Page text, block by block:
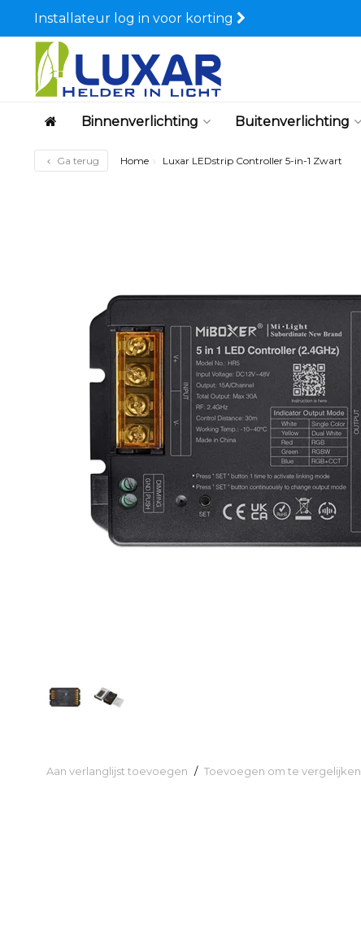
Installateur log in voor korting
Binnenverlichting Buitenverlichting
Ga terug Home Luxar LEDstrip Controller 5-in-1 Zwart
Aan verlanglijst toevoegen / Toevoegen om te vergelijken